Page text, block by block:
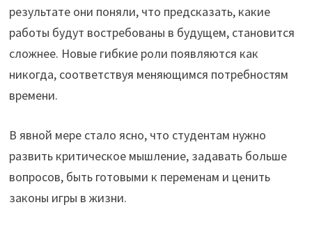
результате они поняли, что предсказать, какие
работы будут востребованы в будущем, становится
сложнее. Новые гибкие роли появляются как
никогда, соответствуя меняющимся потребностям
времени.
В явной мере стало ясно, что студентам нужно
развить критическое мышление, задавать больше
вопросов, быть готовыми к переменам и ценить
законы игры в жизни.